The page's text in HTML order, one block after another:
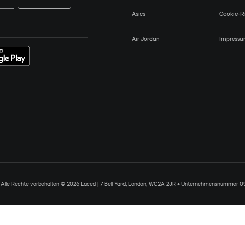
Asics
Air Jordan
Cookie-
Alle Rechte vorbehalten © 2026 Laced | 7 Bell Yard, London, WC2A 2JR • Unternehmensnummer